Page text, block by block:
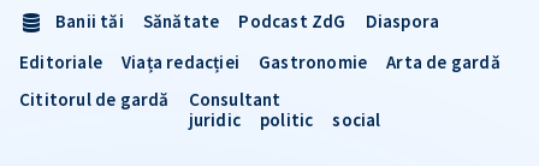
Banii tăi Sănătate Podcast ZdG
Diaspora
Editoriale
Viața redacției Gastronomie
Arta de gardă
Cititorul de gardă
Consultant
juridic
politic social